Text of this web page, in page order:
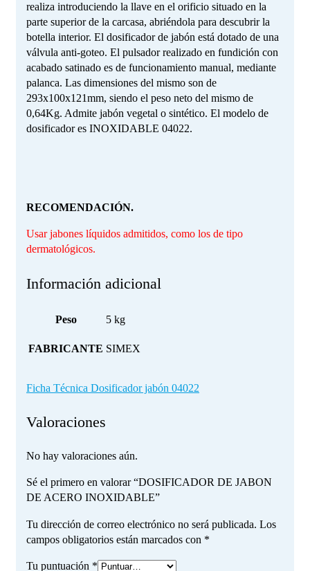
realiza introduciendo la llave en el orificio situado en la
parte superior de la carcasa, abriéndola para descubrir la
botella interior. El dosificador de jabón está dotado de una
válvula anti-goteo. El pulsador realizado en fundición con
acabado satinado es de funcionamiento manual, mediante
palanca. Las dimensiones del mismo son de
293x100x121mm, siendo el peso neto del mismo de
0,64Kg. Admite jabón vegetal o sintético. El modelo de
dosificador es INOXIDABLE 04022.
RECOMENDACIÓN.
Usar jabones líquidos admitidos, como los de tipo
dermatológicos.
Información adicional
Peso 5 kg
FABRICANTE SIMEX
Ficha Técnica Dosificador jabón 04022
Valoraciones
No hay valoraciones aún.
Sé el primero en valorar “DOSIFICADOR DE JABON
DE ACERO INOXIDABLE”
Tu dirección de correo electrónico no será publicada. Los
campos obligatorios están marcados con *
Tu puntuación *